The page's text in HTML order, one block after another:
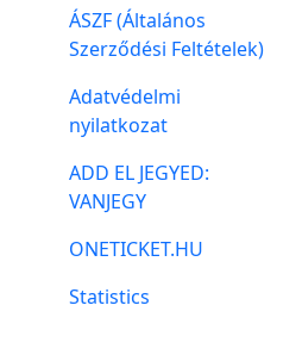
ÁSZF (Általános
Szerződési Feltételek)
Adatvédelmi
nyilatkozat
ADD EL JEGYED:
VANJEGY
ONETICKET.HU
Statistics